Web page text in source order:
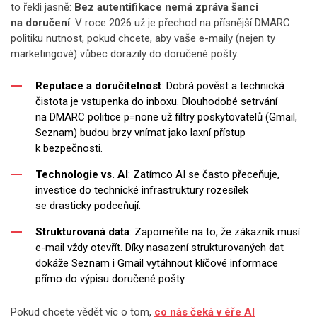
to řekli jasně: Bez autentifikace nemá zpráva šanci
na doručení. V roce 2026 už je přechod na přísnější DMARC
politiku nutnost, pokud chcete, aby vaše e-maily (nejen ty
marketingové) vůbec dorazily do doručené pošty.
Reputace a doručitelnost: Dobrá pověst a technická
čistota je vstupenka do inboxu. Dlouhodobé setrvání
na DMARC politice p=none už filtry poskytovatelů (Gmail,
Seznam) budou brzy vnímat jako laxní přístup
k bezpečnosti.
Technologie vs. AI: Zatímco AI se často přeceňuje,
investice do technické infrastruktury rozesílek
se drasticky podceňují.
Strukturovaná data: Zapomeňte na to, že zákazník musí
e-mail vždy otevřít. Díky nasazení strukturovaných dat
dokáže Seznam i Gmail vytáhnout klíčové informace
přímo do výpisu doručené pošty.
Pokud chcete vědět víc o tom, co nás čeká v éře AI